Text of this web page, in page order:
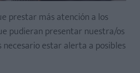
prestar más atención a los
pudieran presentar nuestra/os
necesario estar alerta a posibles